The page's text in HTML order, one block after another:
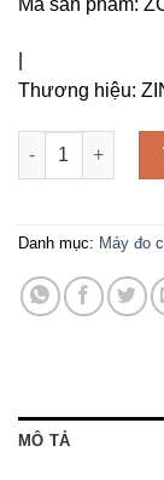
Mã sản phẩm:
Thương hiệu:
Máy đo công
Danh mục: Máy đo
MÔ TẢ